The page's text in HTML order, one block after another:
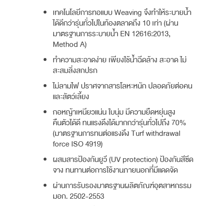
เทคโนโลยีการทอแบบ Weaving จึงทำให้ระบายน้ำ
ได้ดีกว่ารุ่นทั่วไปในท้องตลาดถึง 10 เท่า (ผ่าน
มาตรฐานการระบายน้ำ EN 12616:2013,
Method A)
ทำความสะอาดง่าย เพียงใช้น้ำฉีดล้าง สะอาด ไม่
สะสมสิ่งสกปรก
ไม่ลามไฟ ปราศจากสารโลหะหนัก ปลอดภัยต่อคน
และสัตว์เลี้ยง
กอหญ้าเหนียวแน่น ใบนุ่ม มีความยืดหยุ่นสูง
คืนตัวได้ดี ทนแรงดึงได้มากกว่ารุ่นทั่วไปถึง 70%
(มาตรฐานการทนต่อแรงดึง Turf withdrawal
force ISO 4919)
ผสมสารป้องกันยูวี (UV protection) ป้องกันสีซีด
จาง ทนทานต่อการใช้งานภายนอกที่มีแดดจัด
ผ่านการรับรองมาตรฐานผลิตภัณฑ์อุตสาหกรรม
มอก. 2502-2553